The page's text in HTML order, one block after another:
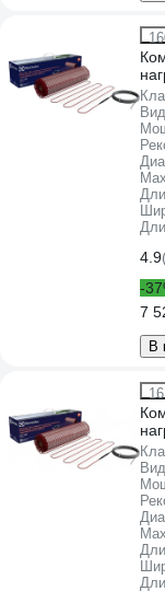
4.9
-
7
В